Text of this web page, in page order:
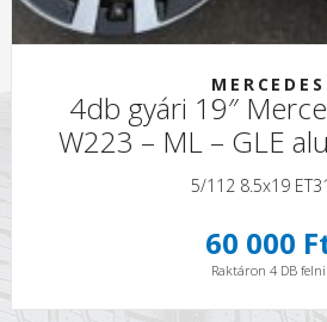
MERCEDES
4db gyári 19″
W223 – ML – GLE
5/112 8.5x19
60 000
Raktáron 4 DB felni